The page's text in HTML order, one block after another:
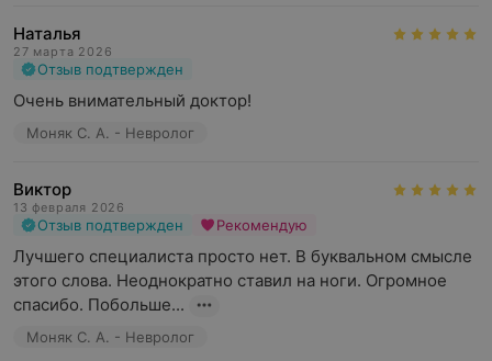
Наталья
27 марта 2026
Отзыв подтвержден
Очень внимательный доктор!
Моняк С. А. - Невролог
Виктор
13 февраля 2026
Отзыв подтвержден Рекомендую
Лучшего специалиста просто нет. В буквальном смысле
этого слова. Неоднократно ставил на ноги. Огромное
спасибо. Побольше...
Моняк С. А. - Невролог